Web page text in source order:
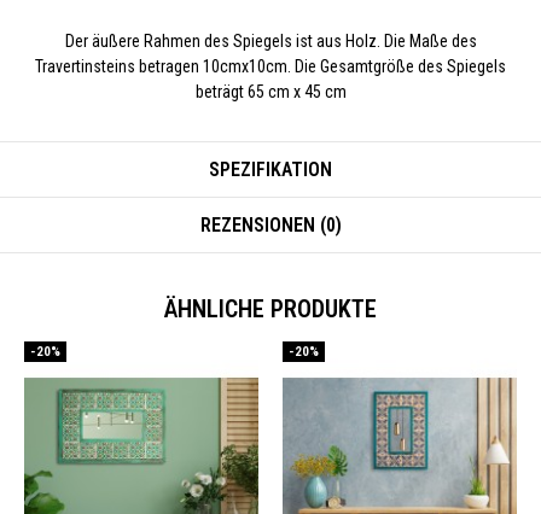
Der äußere Rahmen des Spiegels ist aus Holz. Die Maße des
Travertinsteins betragen 10cmx10cm. Die Gesamtgröße des Spiegels
beträgt 65 cm x 45 cm
SPEZIFIKATION
REZENSIONEN (0)
ÄHNLICHE PRODUKTE
-20% -20%